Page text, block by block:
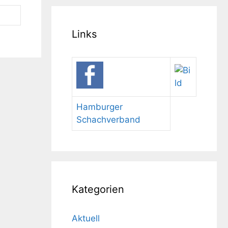
Links
Hamburger
Schachverband
Kategorien
Aktuell